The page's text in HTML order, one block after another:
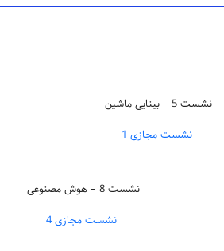
نشست 5 – بینایی ماشین
نشست مجازی 1
نشست 8 – هوش مصنوعی
نشست مجازی 4